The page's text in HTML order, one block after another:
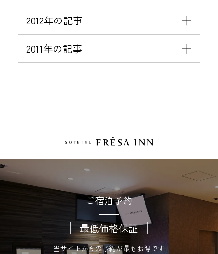
2012年の記事
2011年の記事
ご宿泊予約
最低価格保証
当サイトからの予約が最もお得です